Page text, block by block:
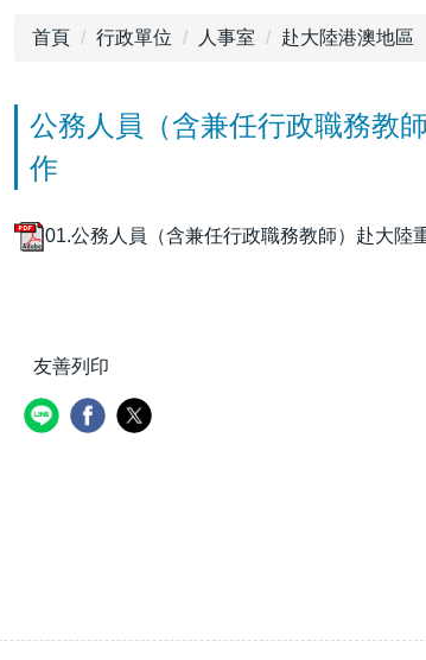
首頁 行政單位 人事室 赴大陸港澳地區
公務人員（含兼任行政職務教
作
01.公務人員（含兼任行政職務教師）赴大陸
友善列印